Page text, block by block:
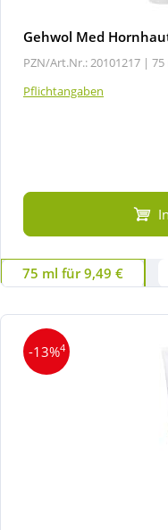
Gehwol Med
PZN/Art.Nr.: 20101217 | 75
Pflichtangaben
75 ml für 9,49 €
-13%4